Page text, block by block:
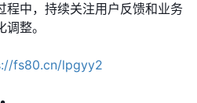
程中，持续关注用户反馈和业务
整。
fs80.cn/lpgyy2